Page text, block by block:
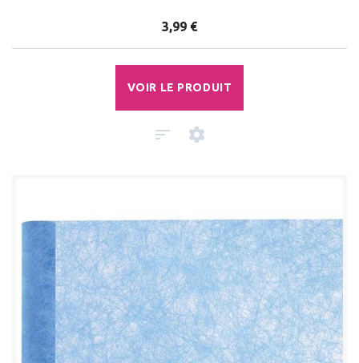
3,99 €
VOIR LE PRODUIT